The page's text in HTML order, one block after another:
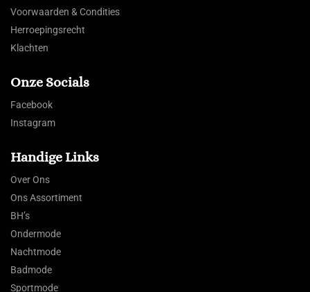
Voorwaarden & Condities
Herroepingsrecht
Klachten
Onze Socials
Facebook
Instagram
Handige Links
Over Ons
Ons Assortiment
BH’s
Ondermode
Nachtmode
Badmode
Sportmode